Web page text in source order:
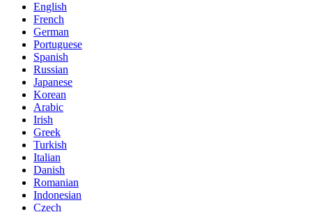
English
French
German
Portuguese
Spanish
Russian
Japanese
Korean
Arabic
Irish
Greek
Turkish
Italian
Danish
Romanian
Indonesian
Czech